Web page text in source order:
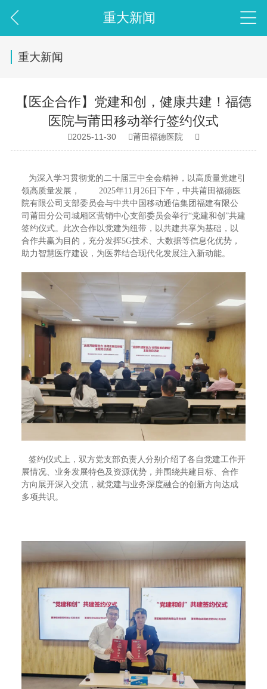
重大新闻
重大新闻
【医企合作】党建和创，健康共建！福德
医院与莆田移动举行签约仪式
2025-11-30 莆田福德医院 
为深入学习贯彻党的二十届三中全会精神，以高质量党建引
领高质量发展， 2025年11月26日下午，中共莆田福德医
院有限公司支部委员会与中共中国移动通信集团福建有限公
司莆田分公司城厢区营销中心支部委员会举行“党建和创”共建
签约仪式。此次合作以党建为纽带，以共建共享为基础，以
合作共赢为目的，充分发挥5G技术、大数据等信息化优势，
助力智慧医疗建设，为医养结合现代化发展注入新动能。
签约仪式上，双方党支部负责人分别介绍了各自党建工作开
展情况、业务发展特色及资源优势，并围绕共建目标、合作
方向展开深入交流，就党建与业务深度融合的创新方向达成
多项共识。